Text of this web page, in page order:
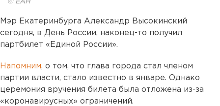
© ЕАН
Мэр Екатеринбурга Александр Высокинский
сегодня, в День России, наконец-то получил
партбилет «Единой России».
Напомним, о том, что глава города стал членом
партии власти, стало известно в январе. Однако
церемония вручения билета была отложена из-за
«коронавирусных» ограничений.